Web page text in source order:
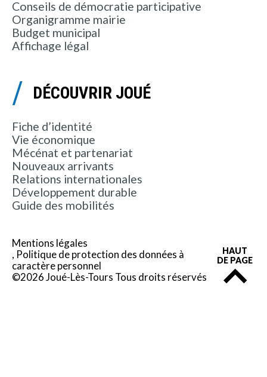
Conseils de démocratie participative
Organigramme mairie
Budget municipal
Affichage légal
DÉCOUVRIR JOUÉ
Fiche d’identité
Vie économique
Mécénat et partenariat
Nouveaux arrivants
Relations internationales
Développement durable
Guide des mobilités
Mentions légales
Politique de protection des données à
caractère personnel
©2026 Joué-Lès-Tours Tous droits réservés
HAUT
DE PAGE